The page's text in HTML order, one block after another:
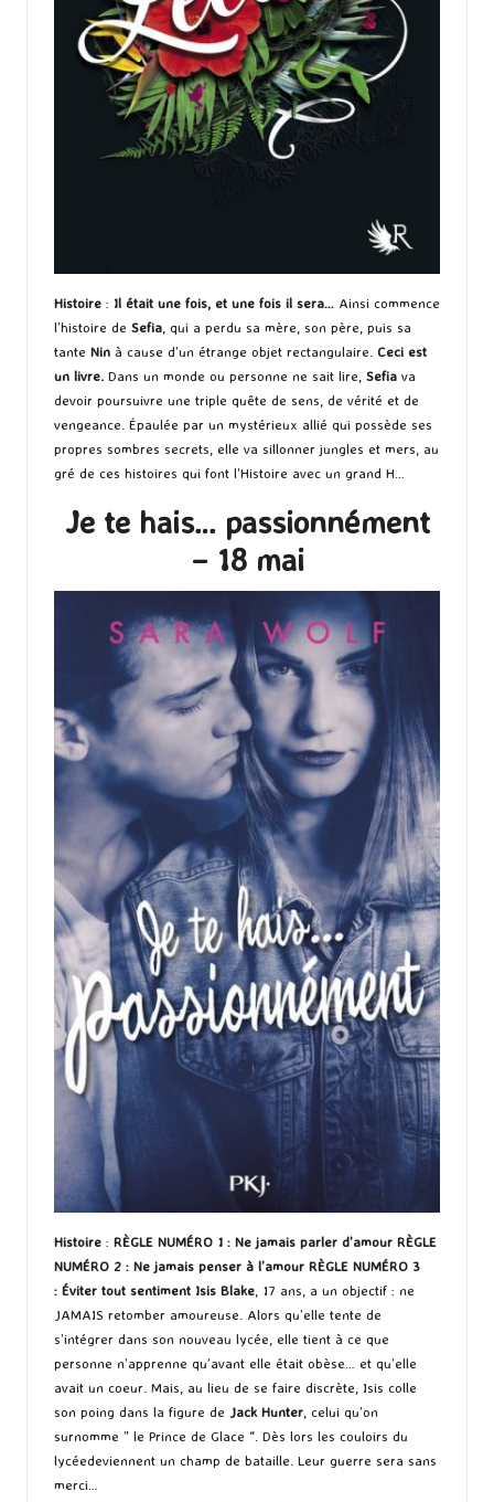
Histoire : Il était une fois, et une fois il sera… Ainsi commence
l’histoire de Sefia, qui a perdu sa mère, son père, puis sa
tante Nin à cause d’un étrange objet rectangulaire. Ceci est
un livre. Dans un monde ou personne ne sait lire, Sefia va
devoir poursuivre une triple quête de sens, de vérité et de
vengeance. Épaulée par un mystérieux allié qui possède ses
propres sombres secrets, elle va sillonner jungles et mers, au
gré de ces histoires qui font l’Histoire avec un grand H…
Je te hais… passionnément
– 18 mai
Histoire : RÈGLE NUMÉRO 1 : Ne jamais parler d’amour RÈGLE
NUMÉRO 2 : Ne jamais penser à l’amour RÈGLE NUMÉRO 3
: Éviter tout sentiment Isis Blake, 17 ans, a un objectif : ne
JAMAIS retomber amoureuse. Alors qu’elle tente de
s’intégrer dans son nouveau lycée, elle tient à ce que
personne n’apprenne qu’avant elle était obèse… et qu’elle
avait un coeur. Mais, au lieu de se faire discrète, Isis colle
son poing dans la figure de Jack Hunter, celui qu’on
surnomme ” le Prince de Glace “. Dès lors les couloirs du
lycéedeviennent un champ de bataille. Leur guerre sera sans
merci…